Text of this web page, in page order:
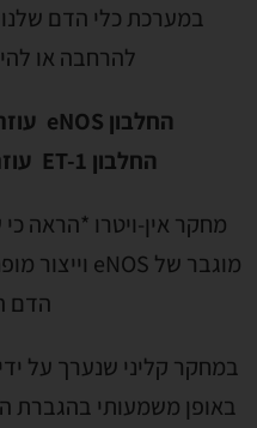
במערכת כלי הדם
להרחבה או
החלבון eNOS עוזר להרחיב את כלי הדם
החלבון ET-1 עוזר לכווץ את כלי הדם
הדם